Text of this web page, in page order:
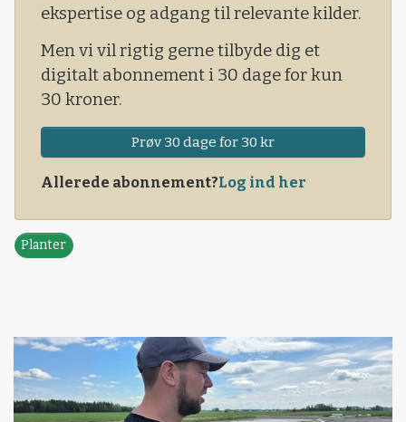
ekspertise og adgang til relevante kilder.
Men vi vil rigtig gerne tilbyde dig et
digitalt abonnement i 30 dage for kun
30 kroner.
Prøv 30 dage for 30 kr
Allerede abonnement?Log ind her
Planter